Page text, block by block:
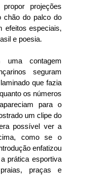
projeções
chão do palco do
efeitos especiais,
e poesia.
contagem
seguram
que fazia
os números
para o
um clipe do
possível ver a
como se o
enfatizou
prática esportiva
praças e